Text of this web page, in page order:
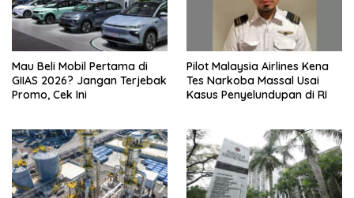
Mau Beli Mobil Pertama di
GIIAS 2026? Jangan Terjebak
Promo, Cek Ini
Pilot Malaysia Airlines Kena
Tes Narkoba Massal Usai
Kasus Penyelundupan di RI